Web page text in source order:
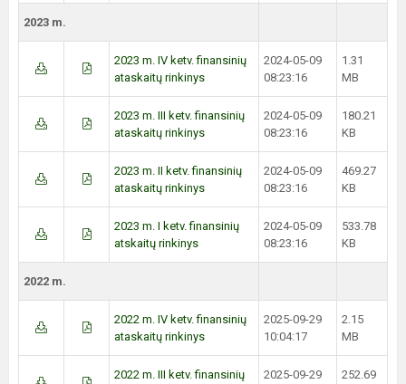
2023 m.
2023 m. IV ketv. finansinių
ataskaitų rinkinys
2024-05-09
08:23:16
1.31
MB
2023 m. III ketv. finansinių
ataskaitų rinkinys
2024-05-09
08:23:16
180.21
KB
2023 m. II ketv. finansinių
ataskaitų rinkinys
2024-05-09
08:23:16
469.27
KB
2023 m. I ketv. finansinių
atskaitų rinkinys
2024-05-09
08:23:16
533.78
KB
2022 m.
2022 m. IV ketv. finansinių
ataskaitų rinkinys
2025-09-29
10:04:17
2.15
MB
2022 m. III ketv. finansinių
2025-09-29
252.69